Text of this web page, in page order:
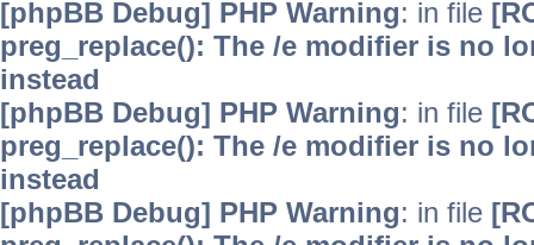
[phpBB Debug] PHP Warning: in file
preg_replace(): The /e modifier is no
instead
[phpBB Debug] PHP Warning: in file
preg_replace(): The /e modifier is no
instead
[phpBB Debug] PHP Warning: in file